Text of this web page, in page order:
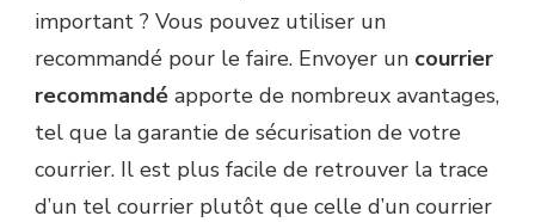
important ? Vous pouvez utiliser un
recommandé pour le faire. Envoyer un courrier
recommandé apporte de nombreux avantages,
tel que la garantie de sécurisation de votre
courrier. Il est plus facile de retrouver la trace
d’un tel courrier plutôt que celle d’un courrier